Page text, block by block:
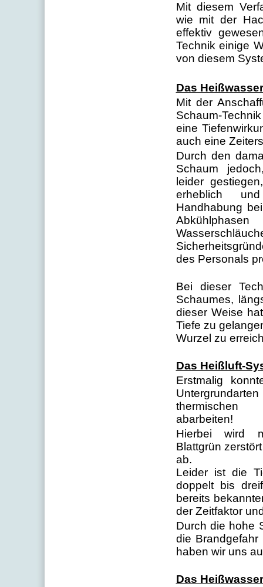
Mit diesem
wie mit der
effektiv
Technik einige
von diesem
Das
Mit der
Schaum-
eine
auch eine
Durch den
Schaum
leider
erheblich
Handhabung
des Personals
Bei dieser
Schaumes,
dieser Weise
Tiefe zu
Wurzel zu
Das Heißluft-
Erstmalig
thermischen
abarbeiten!
Hierbei wird
Blattgrün
ab.
Leider ist die
doppelt bis
bereits
der Zeitfaktor
Durch die hohe
die
haben wir uns
Das